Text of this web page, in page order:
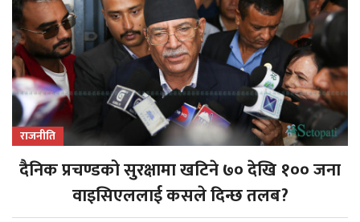
राजनीति
दैनिक प्रचण्डको सुरक्षामा खटिने ७० देखि १०० जना
वाइसिएललाई कसले दिन्छ तलब?